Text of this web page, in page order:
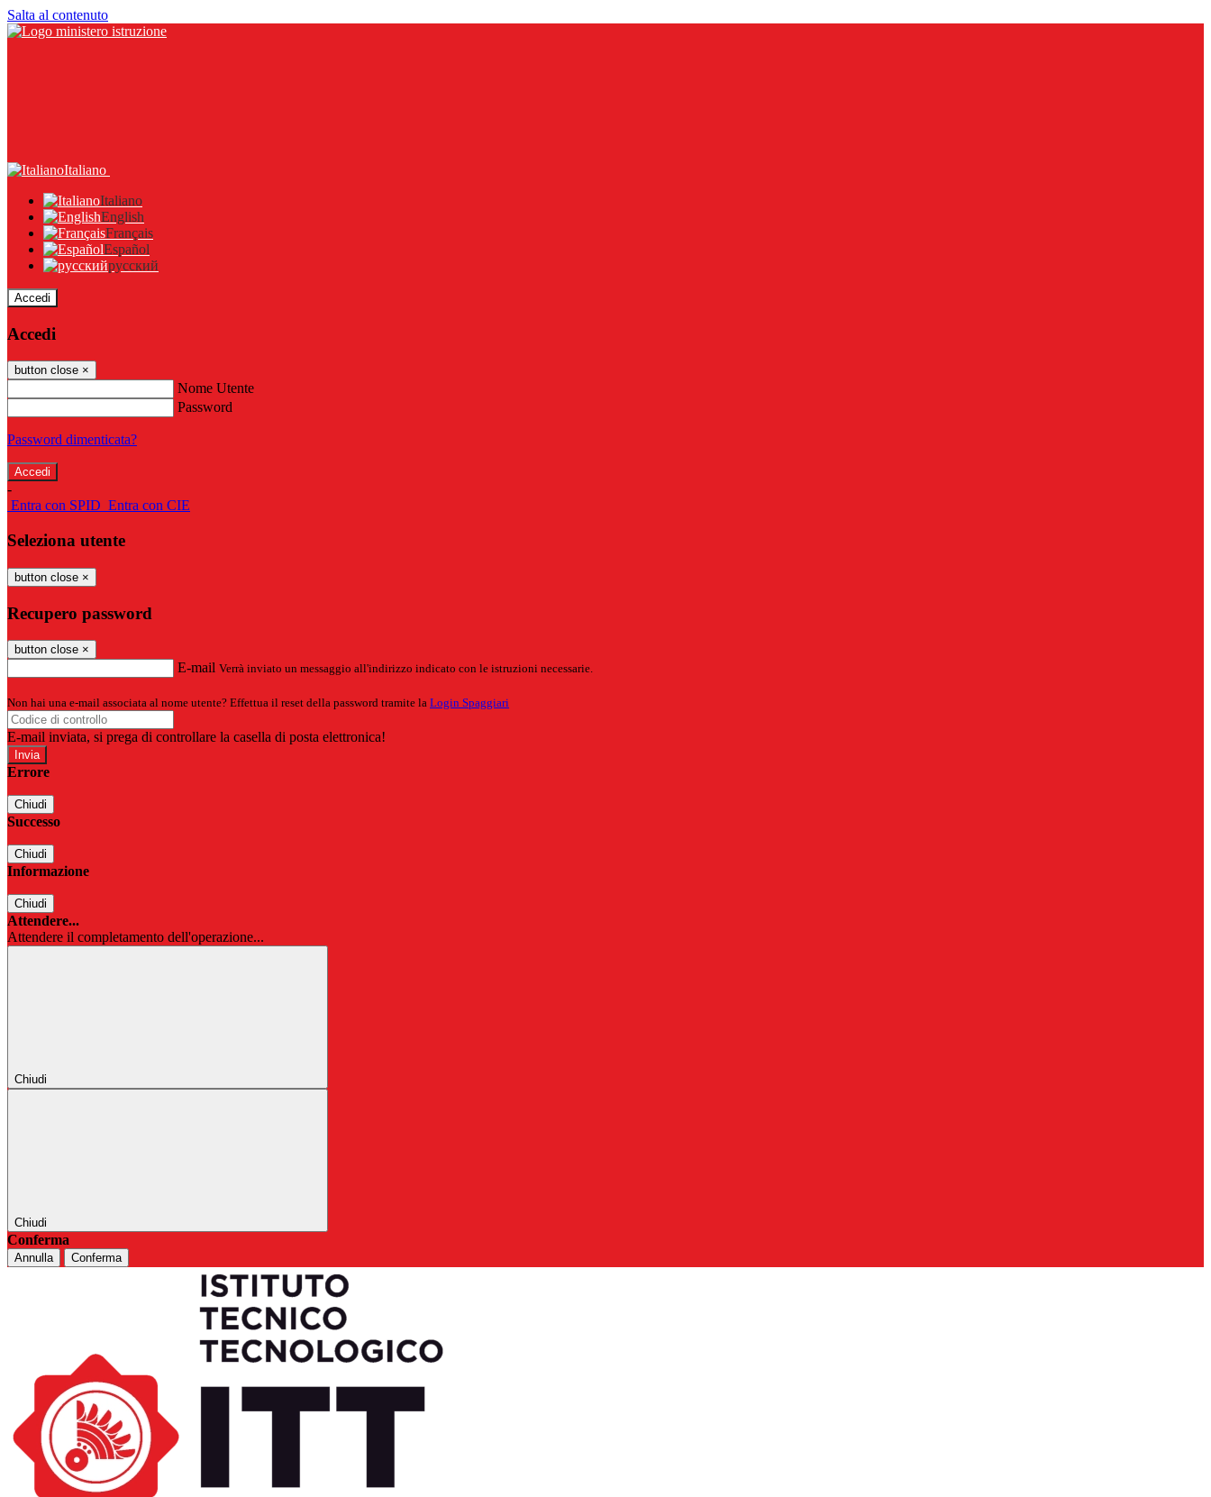
Salta al contenuto
Italiano
Italiano
English
Français
Español
русский
Accedi
Accedi
button close ×
Nome Utente
Password
Password dimenticata?
-
Entra con SPID Entra con CIE
Seleziona utente
button close ×
Recupero password
button close ×
E-mail Verrà inviato un messaggio all'indirizzo indicato con le istruzioni necessarie.
Non hai una e-mail associata al nome utente? Effettua il reset della password tramite la Login Spaggiari
E-mail inviata, si prega di controllare la casella di posta elettronica!
Errore
Chiudi
Successo
Chiudi
Informazione
Chiudi
Attendere...
Attendere il completamento dell'operazione...
Chiudi
Chiudi
Conferma
Annulla Conferma